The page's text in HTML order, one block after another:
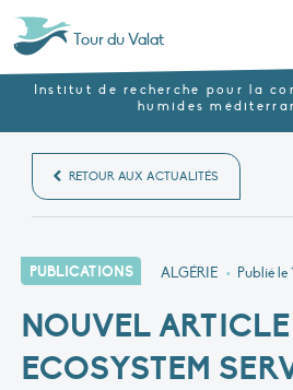
Tour du Valat
Institut de recherche pour la
humides
RETOUR AUX ACTUALITÉS
PUBLICATIONS ALGÉRIE • Publié le
NOUVEL
ECOSYSTEM